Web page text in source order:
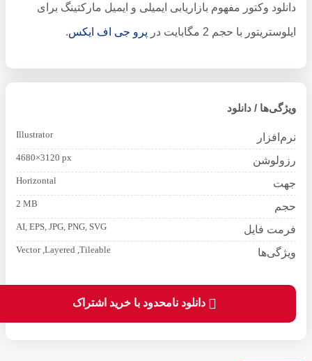
دانلود وکتور مفهوم بازاریابی ایمیلی و ایمیل مارکتینگ برای
ایلوستریتور با حجم 2 مگابایت در پرو جی اف ایکس.
ویژگی‌ها / دانلود
نرم‌افزار Illustrator
رزولوشن 4680×3120 px
جهت Horizontal
حجم 2 MB
فرمت فایل AI, EPS, JPG, PNG, SVG
ویژگی‌ها Vector ,Layered ,Tileable
دانلود نامحدود با خرید اشتراک